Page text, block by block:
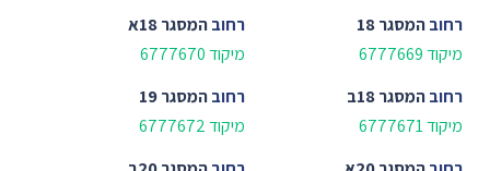
רחובהמסגר 18
מיקוד 6777669
רחובהמסגר 18א
מיקוד 6777670
רחובהמסגר 18ב
מיקוד 6777671
רחובהמסגר 19
מיקוד 6777672